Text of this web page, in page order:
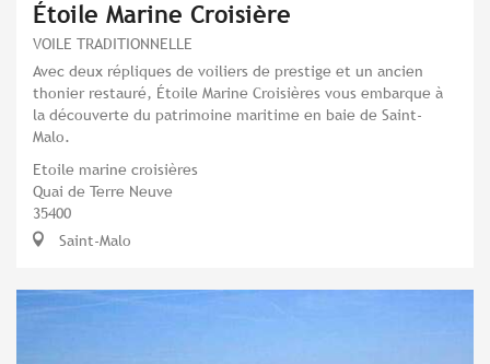
Étoile Marine Croisière
VOILE TRADITIONNELLE
Avec deux répliques de voiliers de prestige et un ancien
thonier restauré, Étoile Marine Croisières vous embarque à
la découverte du patrimoine maritime en baie de Saint-
Malo.
Etoile marine croisières
Quai de Terre Neuve
35400
Saint-Malo